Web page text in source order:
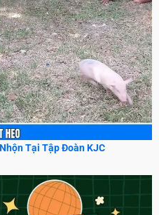
Tại Tập Đoàn KJC